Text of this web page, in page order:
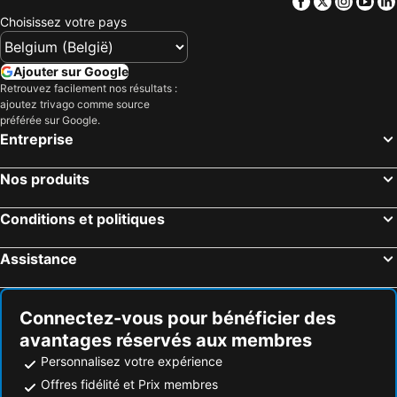
Urban Malaga Apartments
Málaga, Andalousie Hôtels
Cordoue, Andalousie Hôtels
Ronda, Andalousie Hôtels
Jaén, Andalousie Hôtels
La Viñuela, Andalousie Hôtels
Madrid, Madrid Hôtels
Benidorm, Valence Hôtels
Adeje, Îles Canaries Hôtels
Lloret de Mar, Catalogne Hôtels
Choisissez votre pays
Ajouter sur Google
Retrouvez facilement nos résultats :
ajoutez trivago comme source
préférée sur Google.
Entreprise
Nos produits
Conditions et politiques
Assistance
Connectez-vous pour bénéficier des
avantages réservés aux membres
Personnalisez votre expérience
Offres fidélité et Prix membres